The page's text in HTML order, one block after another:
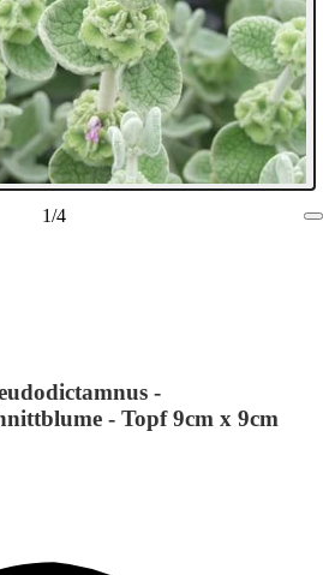
1/4
-
- Topf 9cm x 9cm